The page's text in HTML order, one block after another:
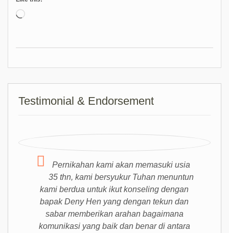
Loading…
Testimonial & Endorsement
Pernikahan kami akan memasuki usia
35 thn, kami bersyukur Tuhan menuntun
kami berdua untuk ikut konseling dengan
bapak Deny Hen yang dengan tekun dan
sabar memberikan arahan bagaimana
komunikasi yang baik dan benar di antara